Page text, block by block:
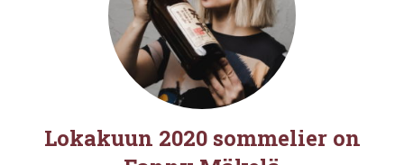
Lokakuun 2020 sommelier on